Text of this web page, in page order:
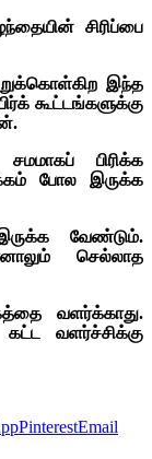
சிரிப்பை
இந்த
கூட்டங்களுக்கு
பிரிக்க
போல இருக்க
இருக்க வேண்டும்.
செல்லாத
வளர்க்காது.
வளர்ச்சிக்கு
PinterestEmail